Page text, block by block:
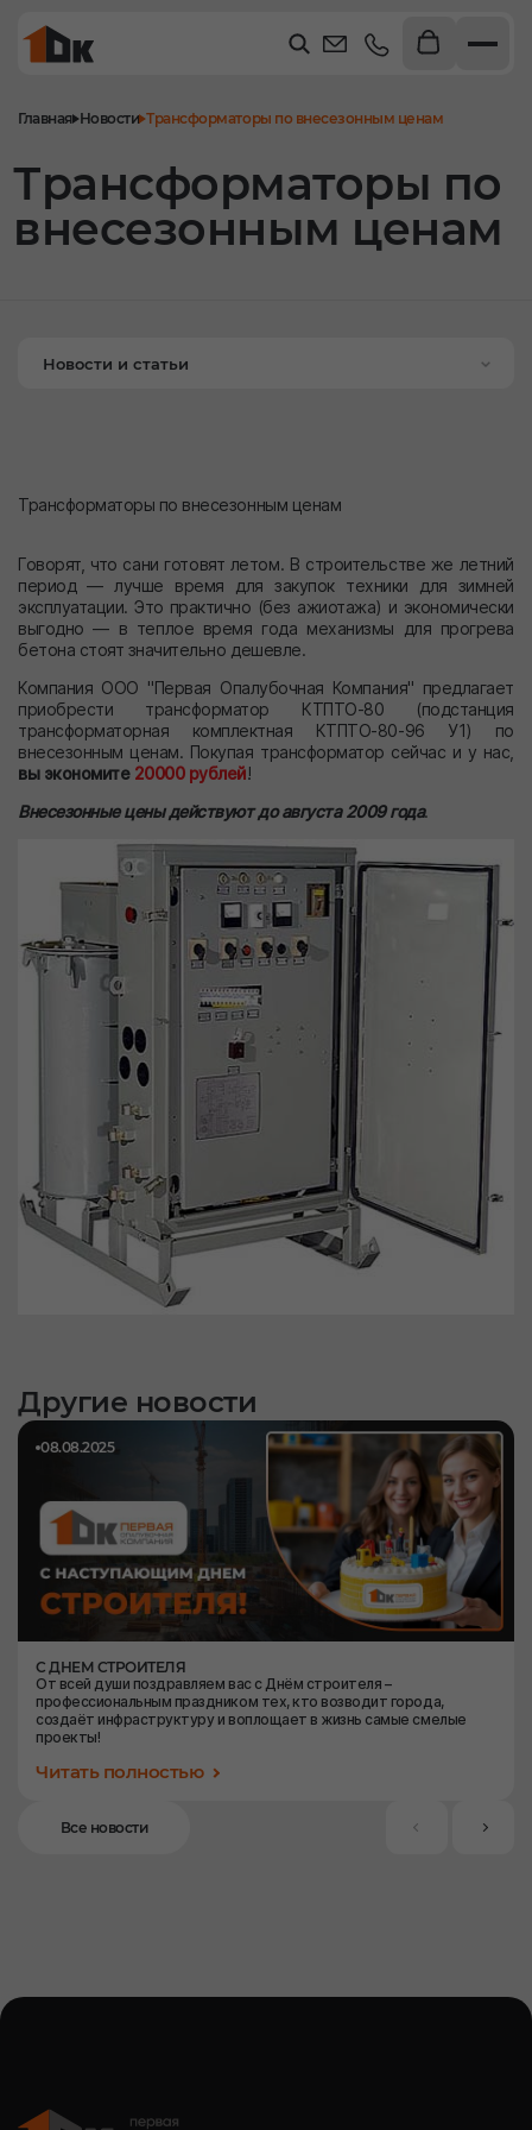
Трансформаторы по
внесезонным ценам
Главная Новости Трансформаторы по внесезонным ценам
Новости и статьи
Трансформаторы по внесезонным ценам
Говорят, что сани готовят летом. В строительстве же летний
период — лучше время для закупок техники для зимней
эксплуатации. Это практично (без ажиотажа) и экономически
выгодно — в теплое время года механизмы для прогрева
бетона стоят значительно дешевле.
Компания ООО "Первая Опалубочная Компания" предлагает
приобрести трансформатор КТПТО-80 (подстанция
трансформаторная комплектная КТПТО-80-96 У1) по
внесезонным ценам. Покупая трансформатор сейчас и у нас,
вы экономите 20000 рублей!
Внесезонные цены действуют до августа 2009 года.
Другие новости
Все новости
С ДНЕМ СТРОИТЕЛЯ
От всей души поздравляем вас с Днём строителя –
профессиональным праздником тех, кто возводит города,
создаёт инфраструктуру и воплощает в жизнь самые смелые
проекты!
Читать полностью
08.08.2025